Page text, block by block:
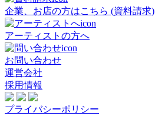
企業、お店の方はこちら (資料請求)
アーティストの方へ
お問い合わせ
運営会社
採用情報
プライバシーポリシー